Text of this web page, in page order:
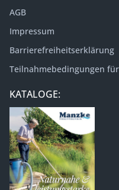
AGB
Impressum
Barrierefreiheitserklärung
Teilnahmebedingungen
KATALOGE: